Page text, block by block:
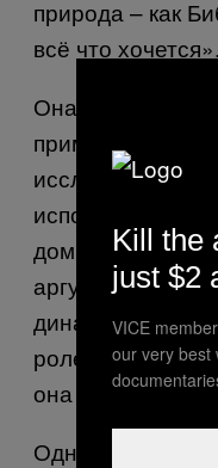
природа – как
всё что хочется».
Она привела в
приматологами
исследования
использовали
доминантных
аргумента в
динамики
ролей и тому
она
VICE.
Однако пару
Kill the
just $2
VICE
our very best